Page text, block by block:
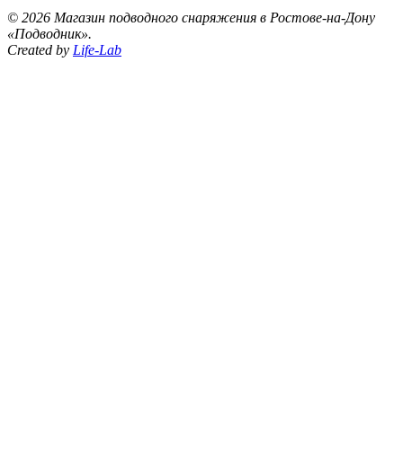
© 2026 Магазин подводного снаряжения в Ростове-на-Дону
«Подводник».
Created by Life-Lab